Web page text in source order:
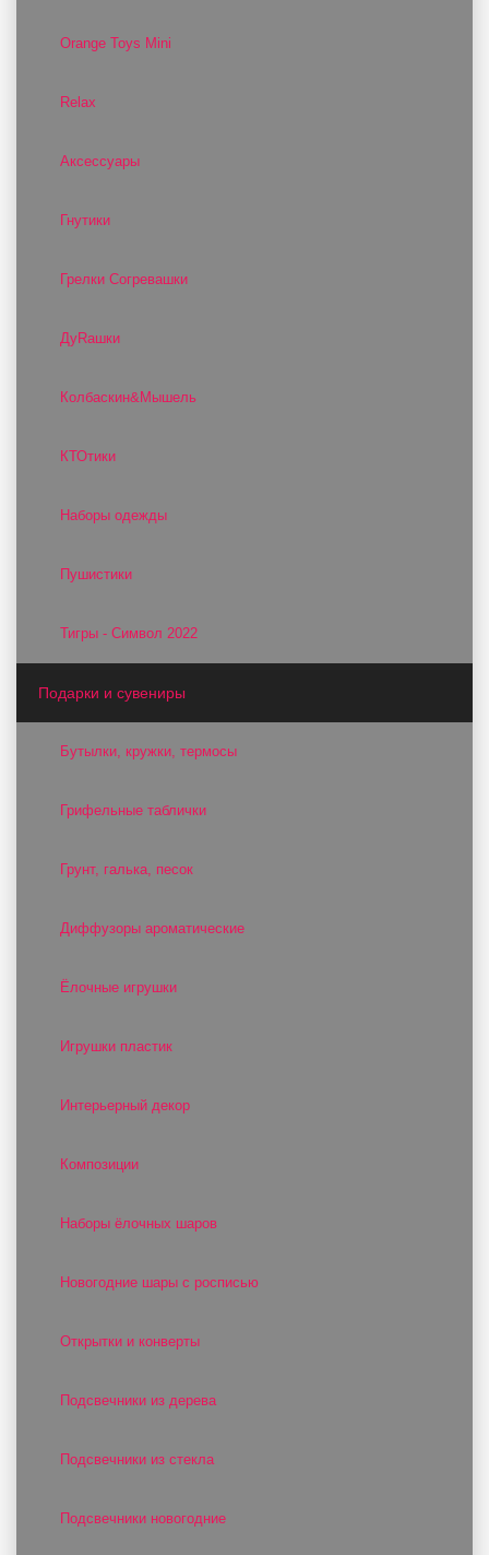
Orange Toys Mini
Relax
Аксессуары
Гнутики
Грелки Согревашки
ДуRашки
Колбаскин&Мышель
КТОтики
Наборы одежды
Пушистики
Тигры - Символ 2022
Подарки и сувениры
Бутылки, кружки, термосы
Грифельные таблички
Грунт, галька, песок
Диффузоры ароматические
Ёлочные игрушки
Игрушки пластик
Интерьерный декор
Композиции
Наборы ёлочных шаров
Новогодние шары с росписью
Открытки и конверты
Подсвечники из дерева
Подсвечники из стекла
Подсвечники новогодние